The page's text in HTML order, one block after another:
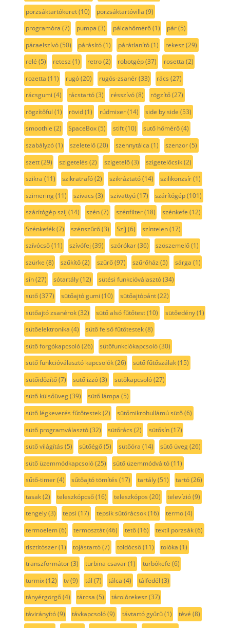
porzsáktartókeret(10) porzsáktartóvilla (9)
programóra (7) pumpa (3) pálcahőmérő(1) pár(5)
páraelszívó(50) párásító(1) párátlanító(1) rekesz (29)
relé (5) retesz (1) retro(2) robotgép(37) rosetta (2)
rozetta (11) rugó(20) rugós-zsanér(33) rács (27)
rácsgumi (4) rácstartó(3) résszívó(8) rögzítő(27)
rögzítőfül (1) rövid(1) rúdmixer(14) side by side (53)
smoothie (2) SpaceBox(5) stift(10) sutő hőmérő(4)
szabályzó(1) szeletelő(20) szennytálca (1) szenzor(5)
szett(29) szigetelés (2) szigetelő(3) szigetelőcsík(2)
szikra (11) szikratrafó(2) szikráztató(14) szilikonzsír(1)
szimering(11) szivacs (3) szivattyú(17) szárítógép(101)
szárítógép szíj (14) szén(7) szénfilter(18) szénkefe (12)
Szénkefék(7) szénszűrő(3) Szíj (6) színtelen(17)
szívócső(11) szívófej (39) szórókar(36) szöszemelő(1)
szürke (8) szűkítő(2) szűrő(97) szűrőház (5) sárga (1)
sín(27) sótartály(12) sütési funkcióválasztó(34)
sütő(377) sütőajtó gumi (10) sütőajtópánt(22)
sütőajtó zsanérok(32) sütő alsó fűtőtest(10) sütőedény(1)
sütőelektronika (4) sütő felső fűtőtestek(8)
sütő forgókapcsoló(26) sütőfunkciókapcsoló(30)
sütő funkcióválasztó kapcsolók(26) sütő fűtőszálak(15)
sütőidőzítő(7) sütő izzó(3) sütőkapcsoló(27)
sütő külsőüveg(39) sütő lámpa (5)
sütő légkeverés fűtőtestek(2) sütőmikrohullámú sütő(6)
sütő programválasztó(32) sütőrács (2) sütősín(17)
sütő világítás (5) sütőégő(5) sütőóra (14) sütő üveg(26)
sütő üzemmódkapcsoló(25) sütő üzemmódváltó(11)
sűtő-timer(4) sűtőajtó tömítés (17) tartály(51) tartó(26)
tasak(2) teleszkópcső(16) teleszkópos (20) televízió(9)
tengely(3) tepsi (17) tepsik sütőrácsok(16) termo(4)
termoelem(6) termosztát(46) tető(16) textil porzsák(6)
tisztítószer(1) tojástartó(7) toldócső(11) tolóka (1)
transzformátor(3) turbina csavar(1) turbókefe (6)
turmix(12) tv(9) tál (7) tálca (4) tálfedél (3)
tányérgörgő(4) tárcsa (5) tárolórekesz (37)
távirányító(9) távkapcsoló(9) távtartó gyűrű(1) tévé (8)